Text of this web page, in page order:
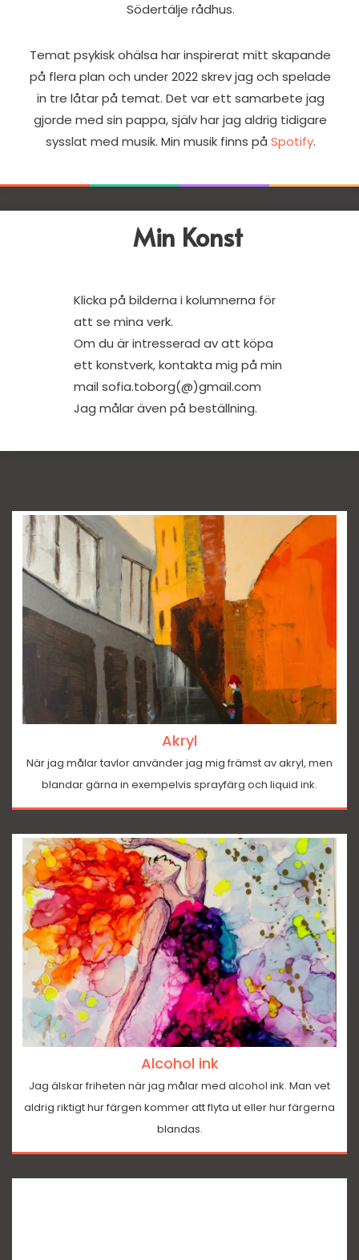
Södertälje rådhus.
Temat psykisk ohälsa har inspirerat mitt skapande
på flera plan och under 2022 skrev jag och spelade
in tre låtar på temat. Det var ett samarbete jag
gjorde med sin pappa, själv harjag aldrig tidigare
sysslat med musik. Min musik finns på Spotify.
Min Konst
Klicka på bilderna i kolumnerna för
att se mina verk.
Om du är intresserad av att köpa
ett konstverk, kontakta mig på min
mail sofia.toborg(@)gmail.com
Jag målar även på beställning.
Akryl
När jag målar tavlor använder jag mig främst av akryl, men
blandar gärna in exempelvis sprayfärg och liquid ink.
Alcohol ink
Jag älskar friheten när jag målar med alcohol ink. Man vet
aldrig riktigt hur färgen kommer att flyta ut eller hur färgerna
blandas.